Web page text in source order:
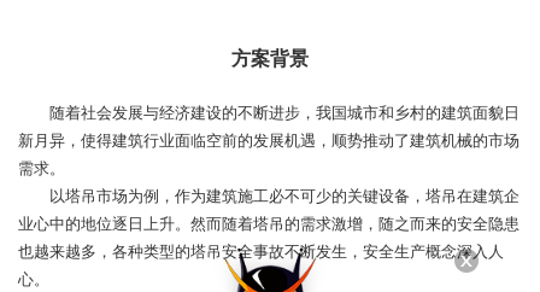
方案背景
随着社会发展与经济建设的不断进步，我国城市和乡村的建筑面貌日
新月异，使得建筑行业面临空前的发展机遇，顺势推动了建筑机械的市场
需求。
以塔吊市场为例，作为建筑施工必不可少的关键设备，塔吊在建筑企
业心中的地位逐日上升。然而随着塔吊的需求激增，随之而来的安全隐患
也越来越多，各种类型的塔吊安全事故不断发生，安全生产概念深入人
心。